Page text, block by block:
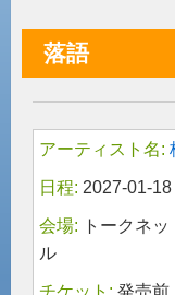
落語
2027-01-18
トークネ
ル
発売前